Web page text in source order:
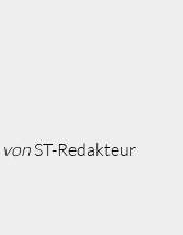
vonST-Redakteur